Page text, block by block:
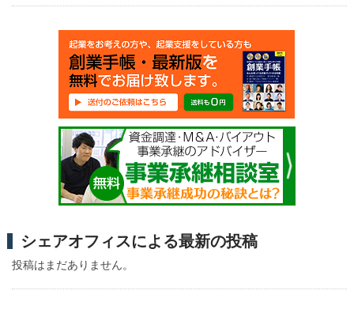
シェアオフィスによる最新の投稿
投稿はまだありません。